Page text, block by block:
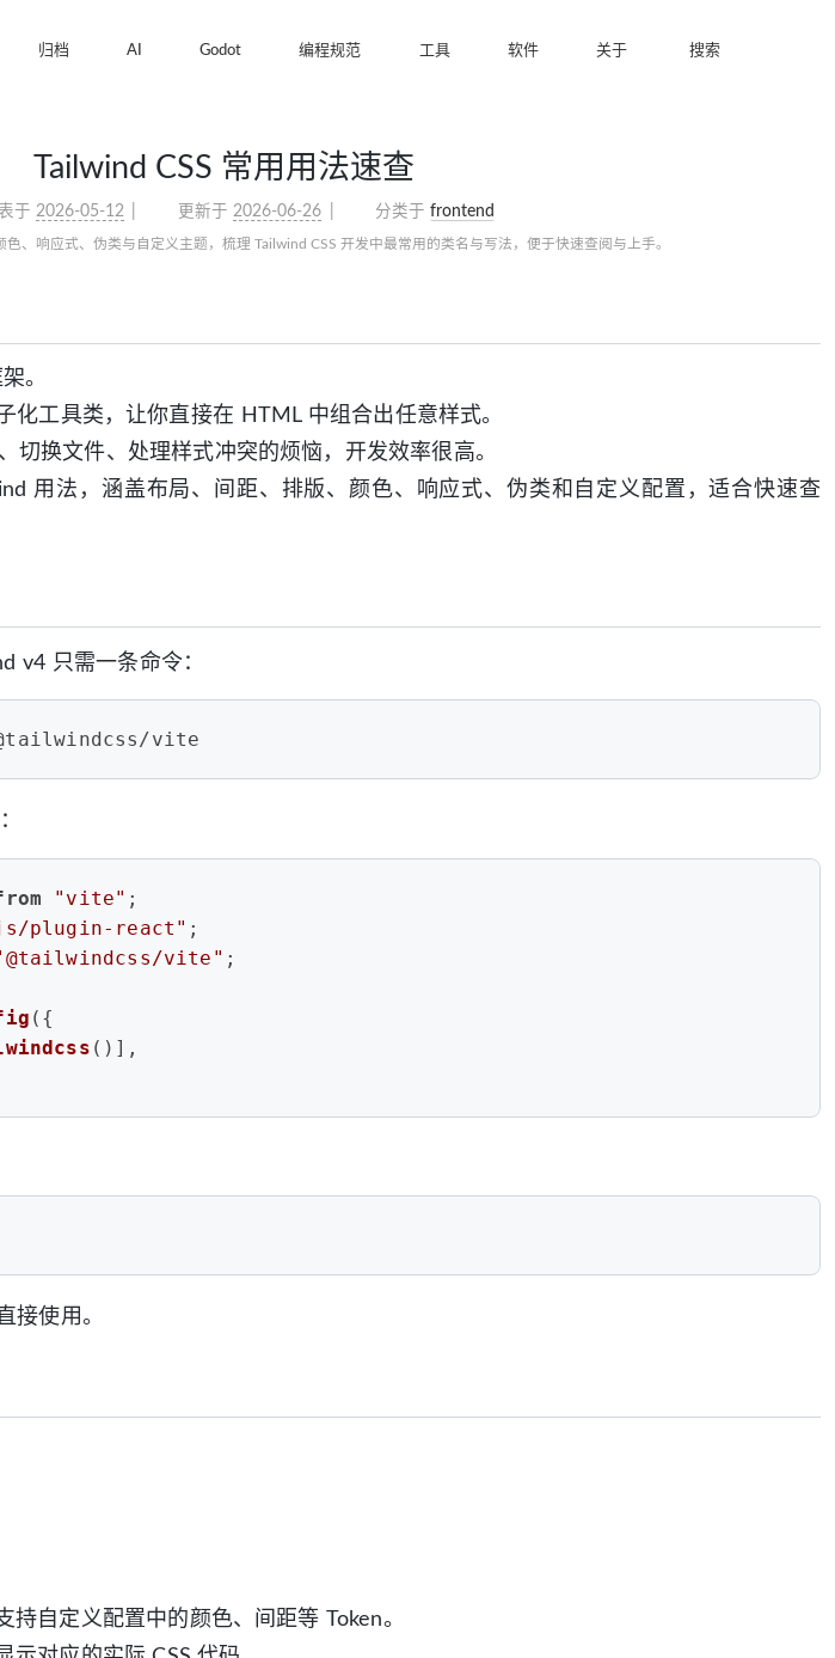
归档 AI Godot 编程规范 工具 软件 关于 搜索
Tailwind CSS 常用用法速查
于 2026-05-12 更新于 2026-06-26 分类于 frontend
、响应式、伪类与自定义主题，梳理 Tailwind CSS 开发中最常用的类名与写法，便于快速查阅与上手。
。
化工具类，让你直接在 HTML 中组合出任意样式。
切换文件、处理样式冲突的烦恼，开发效率很高。
用法，涵盖布局、间距、排版、颜色、响应式、伪类和自定义配置，适合快速查
v4 只需一条命令：
vite
"vite" ;
plugin-react" ;
vite" ;
({
()],
接使用。
持自定义配置中的颜色、间距等 Token。